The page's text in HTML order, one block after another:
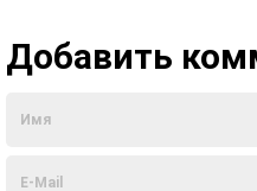
Добавить